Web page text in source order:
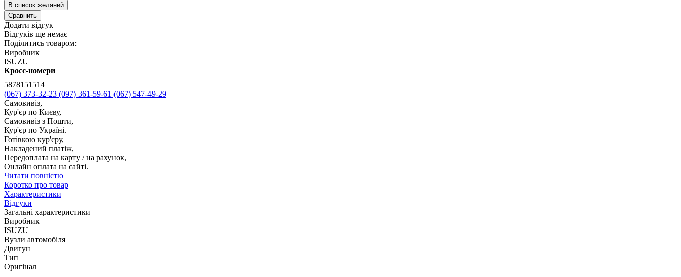
В список желаний
Сравнить
Додати відгук
Відгуків ще немає
Поділитись товаром:
Виробник
ISUZU
Кросс-номери
5878151514
(067) 373-32-23 (097) 361-59-61 (067) 547-49-29
Самовивіз,
Кур'єр по Києву,
Самовивіз з Пошти,
Кур'єр по Україні.
Готівкою кур'єру,
Накладений платіж,
Передоплата на карту / на рахунок,
Онлайн оплата на сайті.
Читати повністю
Коротко про товар
Характеристики
Відгуки
Загальні характеристики
Виробник
ISUZU
Вузли автомобіля
Двигун
Тип
Оригінал